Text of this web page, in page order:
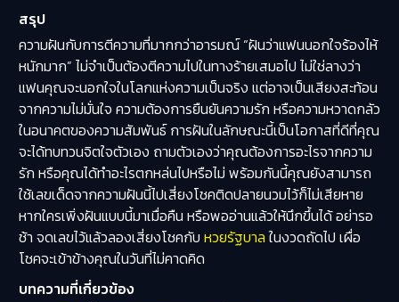
สรุป
ความฝันกับการตีความที่มากกว่าอารมณ์ “ฝันว่าแฟนนอกใจร้องไห้
หนักมาก” ไม่จำเป็นต้องตีความไปในทางร้ายเสมอไป ไม่ใช่ลางว่า
แฟนคุณจะนอกใจในโลกแห่งความเป็นจริง แต่อาจเป็นเสียงสะท้อน
จากความไม่มั่นใจ ความต้องการยืนยันความรัก หรือความหวาดกลัว
ในอนาคตของความสัมพันธ์ การฝันในลักษณะนี้เป็นโอกาสที่ดีที่คุณ
จะได้ทบทวนจิตใจตัวเอง ถามตัวเองว่าคุณต้องการอะไรจากความ
รัก หรือคุณได้ทำอะไรตกหล่นไปหรือไม่ พร้อมกันนี้คุณยังสามารถ
ใช้เลขเด็ดจากความฝันนี้ไปเสี่ยงโชคติดปลายนวมไว้ก็ไม่เสียหาย
หากใครเพิ่งฝันแบบนี้มาเมื่อคืน หรือพออ่านแล้วให้นึกขึ้นได้ อย่ารอ
ช้า จดเลขไว้แล้วลองเสี่ยงโชคกับ หวยรัฐบาล ในงวดถัดไป เผื่อ
โชคจะเข้าข้างคุณในวันที่ไม่คาดคิด
บทความที่เกี่ยวข้อง